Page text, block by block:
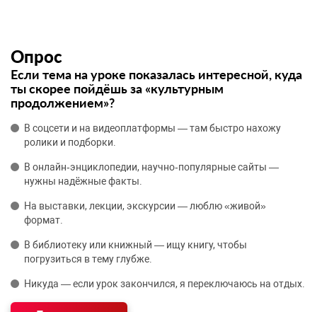
Опрос
Если тема на уроке показалась интересной, куда
ты скорее пойдёшь за «культурным
продолжением»?
В соцсети и на видеоплатформы — там быстро нахожу
ролики и подборки.
В онлайн‑энциклопедии, научно‑популярные сайты —
нужны надёжные факты.
На выставки, лекции, экскурсии — люблю «живой»
формат.
В библиотеку или книжный — ищу книгу, чтобы
погрузиться в тему глубже.
Никуда — если урок закончился, я переключаюсь на отдых.